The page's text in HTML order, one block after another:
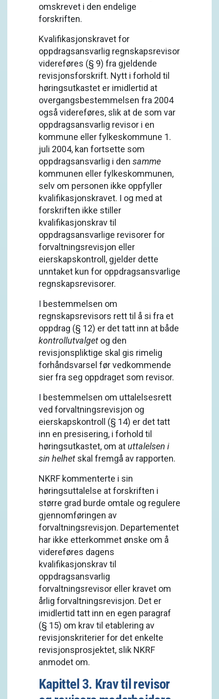
omskrevet i den endelige
forskriften.
Kvalifikasjonskravet for
oppdragsansvarlig regnskapsrevisor
videreføres (§ 9) fra gjeldende
revisjonsforskrift. Nytt i forhold til
høringsutkastet er imidlertid at
overgangsbestemmelsen fra 2004
også videreføres, slik at de som var
oppdragsansvarlig revisor i en
kommune eller fylkeskommune 1.
juli 2004, kan fortsette som
oppdragsansvarlig i den samme
kommunen eller fylkeskommunen,
selv om personen ikke oppfyller
kvalifikasjonskravet. I og med at
forskriften ikke stiller
kvalifikasjonskrav til
oppdragsansvarlige revisorer for
forvaltningsrevisjon eller
eierskapskontroll, gjelder dette
unntaket kun for oppdragsansvarlige
regnskapsrevisorer.
I bestemmelsen om
regnskapsrevisors rett til å si fra et
oppdrag (§ 12) er det tatt inn at både
kontrollutvalget og den
revisjonspliktige skal gis rimelig
forhåndsvarsel før vedkommende
sier fra seg oppdraget som revisor.
I bestemmelsen om uttalelsesrett
ved forvaltningsrevisjon og
eierskapskontroll (§ 14) er det tatt
inn en presisering, i forhold til
høringsutkastet, om atuttalelsen i
sin helhet skal fremgå av rapporten.
NKRF kommenterte i sin
høringsuttalelse at forskriften i
større grad burde omtale og regulere
gjennomføringen av
forvaltningsrevisjon. Departementet
har ikke etterkommet ønske om å
videreføres dagens
kvalifikasjonskrav til
oppdragsansvarlig
forvaltningsrevisor eller kravet om
årlig forvaltningsrevisjon. Det er
imidlertid tatt inn en egen paragraf
(§ 15) om krav til etablering av
revisjonskriterier for det enkelte
revisjonsprosjektet, slik NKRF
anmodet om.
Kapittel 3. Krav til revisor